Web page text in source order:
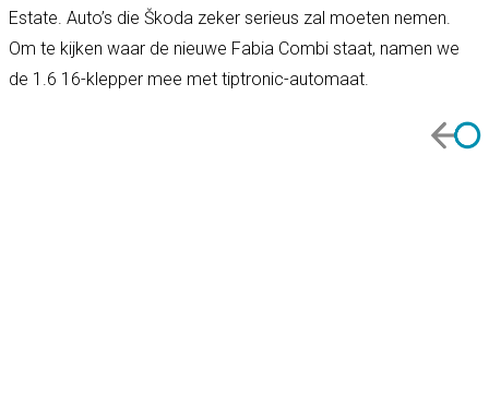
Estate. Auto’s die Škoda zeker serieus zal moeten nemen.
Om te kijken waar de nieuwe Fabia Combi staat, namen we
de 1.6 16-klepper mee met tiptronic-automaat.